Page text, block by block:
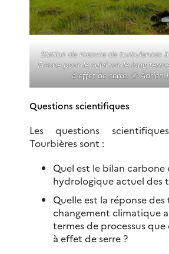
Station de mesure de turbulences
Frasne pour le suivi sur le long
à effet de serre. © Adrien
Questions scientifiques
Les questions
Tourbières sont :
Quel est le bilan carbone
hydrologique actuel des
Quelle est la réponse
changement climatique
termes de processus que
à effet de serre ?